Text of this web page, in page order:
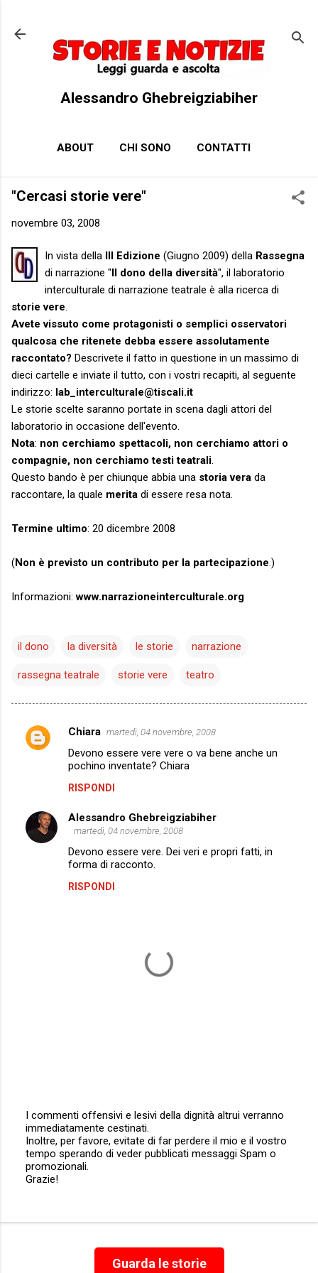
Alessandro Ghebreigziabiher
ABOUT CHI SONO CONTATTI
"Cercasi storie vere"
novembre 03, 2008
In vista della III Edizione (Giugno 2009) della Rassegna
di narrazione " Il dono della diversità", il laboratorio
interculturale di narrazione teatrale è alla ricerca di
storie vere.
Avete vissuto come protagonisti o semplici osservatori
qualcosa che ritenete debba essere assolutamente
raccontato? Descrivete il fatto in questione in un massimo di
dieci cartelle e inviate il tutto, con i vostri recapiti, al seguente
indirizzo: lab_interculturale@tiscali.it
Le storie scelte saranno portate in scena dagli attori del
laboratorio in occasione dell'evento.
Nota: non cerchiamo spettacoli, non cerchiamo attori o
compagnie, non cerchiamo testi teatrali.
Questo bando è per chiunque abbia una storia vera da
raccontare, la quale merita di essere resa nota.
Termine ultimo: 20 dicembre 2008
(Non è previsto un contributo per la partecipazione.)
Informazioni:www.narrazioneinterculturale.org
il dono la diversità le storie narrazione
rassegna teatrale storie vere teatro
C
e
n
Chiara martedì, 04 novembre, 2008
Devono essere vere vere o va bene anche un
pochino inventate? Chiara
RISPONDI
Alessandro Ghebreigziabiher
martedì, 04 novembre, 2008
Devono essere vere. Dei veri e propri fatti, in
forma di racconto.
RISPONDI
P
o
s
t
a
c
I commenti offensivi e lesivi della dignità altrui verranno
immediatamente cestinati.
Inoltre, per favore, evitate di far perdere il mio e il vostro
tempo sperando di veder pubblicati messaggi Spam o
promozionali.
Grazie!
Guarda le storie